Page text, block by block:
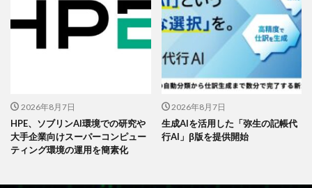
2026年8月7日
HPE、ソブリンAI環境での研究や
大手企業向けスーパーコンピュー
ティング環境の運用を簡素化
2026年8月7日
生成AIを活用した「弥生の記帳代
行AI」β版を提供開始